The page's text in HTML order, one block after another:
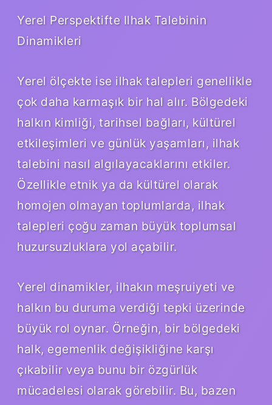
Yerel Perspektifte Ilhak Talebinin
Dinamikleri
Yerel ölçekte ise ilhak talepleri genellikle
çok daha karmaşık bir hal alır. Bölgedeki
halkın kimliği, tarihsel bağları, kültürel
etkileşimleri ve günlük yaşamları, ilhak
talebini nasıl algılayacaklarını etkiler.
Özellikle etnik ya da kültürel olarak
homojen olmayan toplumlarda, ilhak
talepleri çoğu zaman büyük toplumsal
huzursuzluklara yol açabilir.
Yerel dinamikler, ilhakın meşruiyeti ve
halkın bu duruma verdiği tepki üzerinde
büyük rol oynar. Örneğin, bir bölgedeki
halk, egemenlik değişikliğine karşı
çıkabilir veya bunu bir özgürlük
mücadelesi olarak görebilir. Bu, bazen